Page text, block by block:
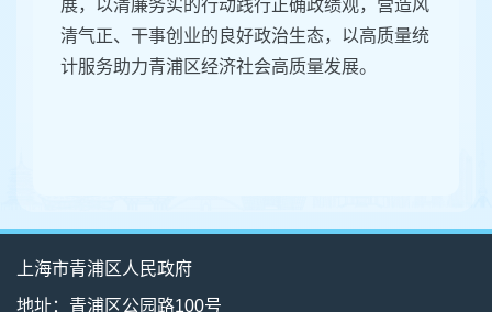
展，以清廉务实的行动践行正确政绩观，营造风
清气正、干事创业的良好政治生态，以高质量统
计服务助力青浦区经济社会高质量发展。
上海市青浦区人民政府
地址：青浦区公园路100号